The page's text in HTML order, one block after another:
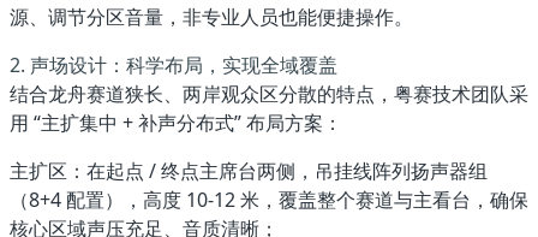
源、调节分区音量，非专业人员也能便捷操作。
2. 声场设计：科学布局，实现全域覆盖
结合龙舟赛道狭长、两岸观众区分散的特点，粤赛技术团队采
用 “主扩集中 + 补声分布式” 布局方案：
主扩区 ：在起点 / 终点主席台两侧，吊挂线阵列扬声器组
（8+4 配置），高度 10-12 米，覆盖整个赛道与主看台，确保
核心区域声压充足、音质清晰；